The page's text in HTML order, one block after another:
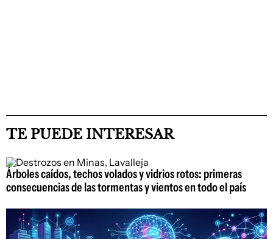
TE PUEDE INTERESAR
Árboles caídos, techos volados y vidrios rotos: primeras
consecuencias de las tormentas y vientos en todo el país